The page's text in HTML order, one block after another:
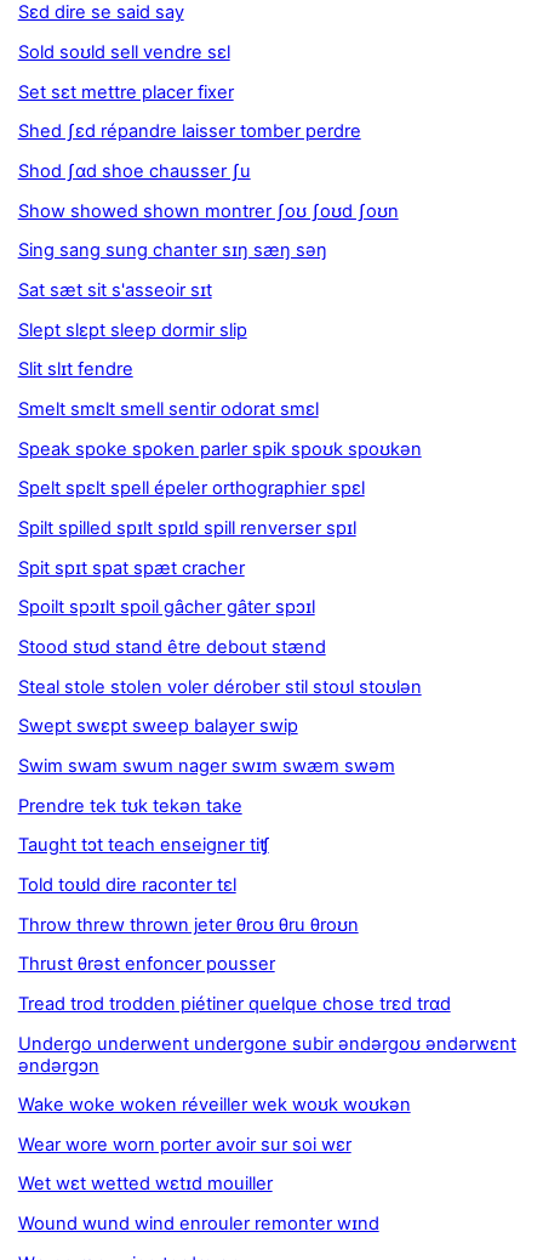
Sɛd dire se said say
Sold soʊld sell vendre sɛl
Set sɛt mettre placer fixer
Shed ʃɛd répandre laisser tomber perdre
Shod ʃɑd shoe chausser ʃu
Show showed shown montrer ʃoʊ ʃoʊd ʃoʊn
Sing sang sung chanter sɪŋ sæŋ səŋ
Sat sæt sit s'asseoir sɪt
Slept slɛpt sleep dormir slip
Slit slɪt fendre
Smelt smɛlt smell sentir odorat smɛl
Speak spoke spoken parler spik spoʊk spoʊkən
Spelt spɛlt spell épeler orthographier spɛl
Spilt spilled spɪlt spɪld spill renverser spɪl
Spit spɪt spat spæt cracher
Spoilt spɔɪlt spoil gâcher gâter spɔɪl
Stood stʊd stand être debout stænd
Steal stole stolen voler dérober stil stoʊl stoʊlən
Swept swɛpt sweep balayer swip
Swim swam swum nager swɪm swæm swəm
Prendre tek tʊk tekən take
Taught tɔt teach enseigner tiʧ
Told toʊld dire raconter tɛl
Throw threw thrown jeter θroʊ θru θroʊn
Thrust θrəst enfoncer pousser
Tread trod trodden piétiner quelque chose trɛd trɑd
Undergo underwent undergone subir əndərgoʊ əndərwɛnt
əndərgɔn
Wake woke woken réveiller wek woʊk woʊkən
Wear wore worn porter avoir sur soi wɛr
Wet wɛt wetted wɛtɪd mouiller
Wound wund wind enrouler remonter wɪnd